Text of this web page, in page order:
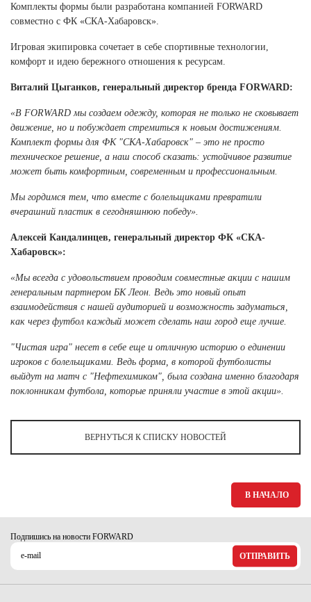
Челябинская область (2)
Ярославская область (1)
Комплекты формы были разработана компанией FORWARD
совместно с ФК «СКА-Хабаровск».
Игровая экипировка сочетает в себе спортивные технологии,
комфорт и идею бережного отношения к ресурсам.
Виталий Цыганков, генеральный директор бренда FORWARD:
«В FORWARD мы создаем одежду, которая не только не сковывает
движение, но и побуждает стремиться к новым достижениям.
Комплект формы для ФК "СКА-Хабаровск" – это не просто
техническое решение, а наш способ сказать: устойчивое развитие
может быть комфортным, современным и профессиональным.
Мы гордимся тем, что вместе с болельщиками превратили
вчерашний пластик в сегодняшнюю победу».
Алексей Кандалинцев, генеральный директор ФК «СКА-
Хабаровск»:
«‎Мы всегда с удовольствием проводим совместные акции с нашим
генеральным партнером БК Леон. Ведь это новый опыт
взаимодействия с нашей аудиторией и возможность задуматься,
как через футбол каждый может сделать наш город еще лучше.
"Чистая игра" несет в себе еще и отличную историю о единении
игроков с болельщиками. Ведь форма, в которой футболисты
выйдут на матч с "Нефтехимиком", была создана именно благодаря
поклонникам футбола, которые приняли участие в этой акции».
ВЕРНУТЬСЯ К СПИСКУ НОВОСТЕЙ
В НАЧАЛО
Подпишись на новости FORWARD
ОТПРАВИТЬ